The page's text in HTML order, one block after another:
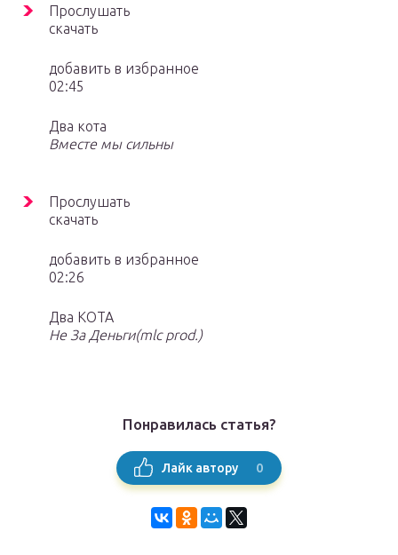
Прослушать
скачать
добавить в избранное
02:45
Два кота
Вместе мы сильны
Прослушать
скачать
добавить в избранное
02:26
Два КОТА
Не За Деньги(mlc prod.)
Понравилась статья?
Лайк автору 0